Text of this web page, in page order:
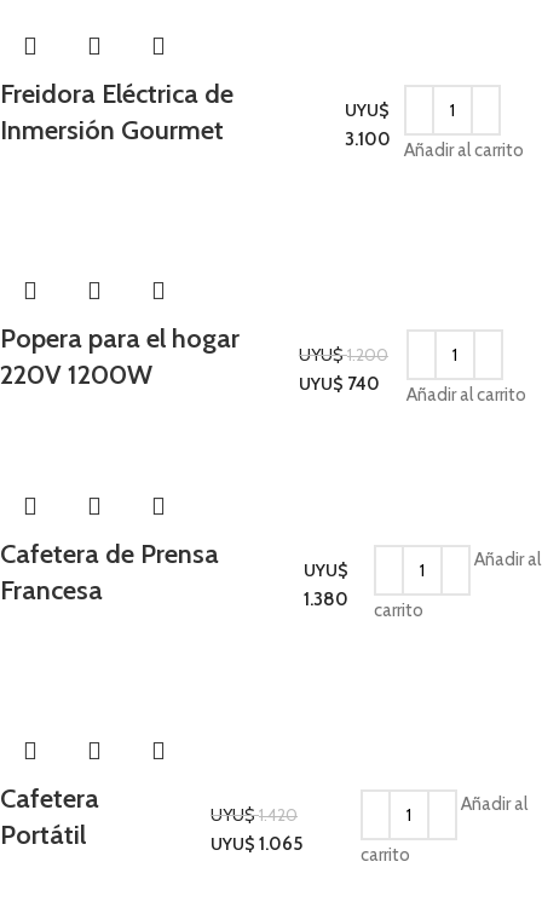
Freidora Eléctrica de
Inmersión Gourmet
UYU$
3.100
Añadir al carrito
Popera para el hogar
220V 1200W
UYU$1.200
UYU$ 740 Añadir al carrito
Cafetera de Prensa
Francesa
UYU$
1.380
Añadir al
carrito
Cafetera
Portátil
UYU$1.420
UYU$ 1.065
Añadir al
carrito